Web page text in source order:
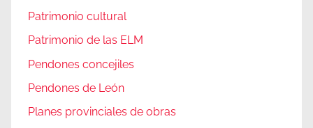
Patrimonio cultural
Patrimonio de las ELM
Pendones concejiles
Pendones de León
Planes provinciales de obras